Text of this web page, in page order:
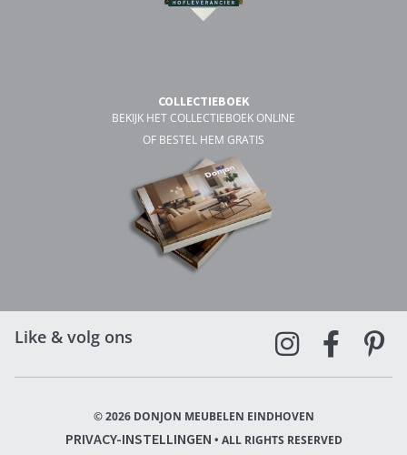
COLLECTIEBOEK
BEKIJK HET COLLECTIEBOEK ONLINE
OF BESTEL HEM GRATIS
Like & volg ons
© 2026 DONJON MEUBELEN EINDHOVEN
PRIVACY-INSTELLINGEN • ALL RIGHTS RESERVED